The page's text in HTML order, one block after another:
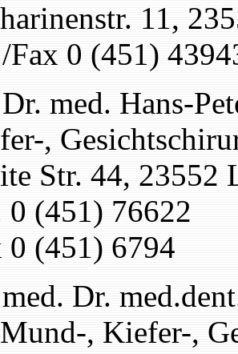
11,
Fax 0 (451)
med. Hans-
,
Str. 44, 23552
0 (451) 76622
0 (451) 6794
Dr.
, Kiefer-,